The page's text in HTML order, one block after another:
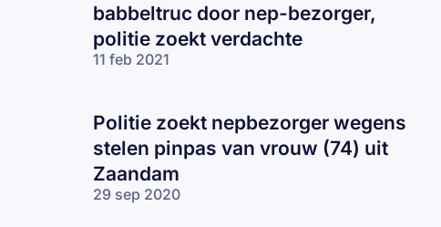
babbeltruc door nep-bezorger,
politie zoekt verdachte
11 feb 2021
Politie zoekt nepbezorger wegens
stelen pinpas van vrouw (74) uit
Zaandam
29 sep 2020